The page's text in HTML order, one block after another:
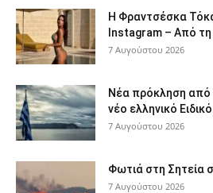
Η Φραντσέσκα
Instagram – Από
7 Αυγούστου 2026
Νέα πρόκληση από
νέο ελληνικό
7 Αυγούστου 2026
Φωτιά στη Σητεία
7 Αυγούστου 2026